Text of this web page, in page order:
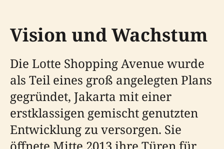
Vision und Wachstum
Die Lotte Shopping Avenue wurde
als Teil eines groß angelegten Plans
gegründet, Jakarta mit einer
erstklassigen gemischt genutzten
Entwicklung zu versorgen. Sie